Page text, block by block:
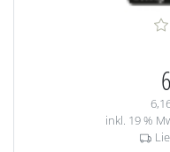
inkl. 19 %